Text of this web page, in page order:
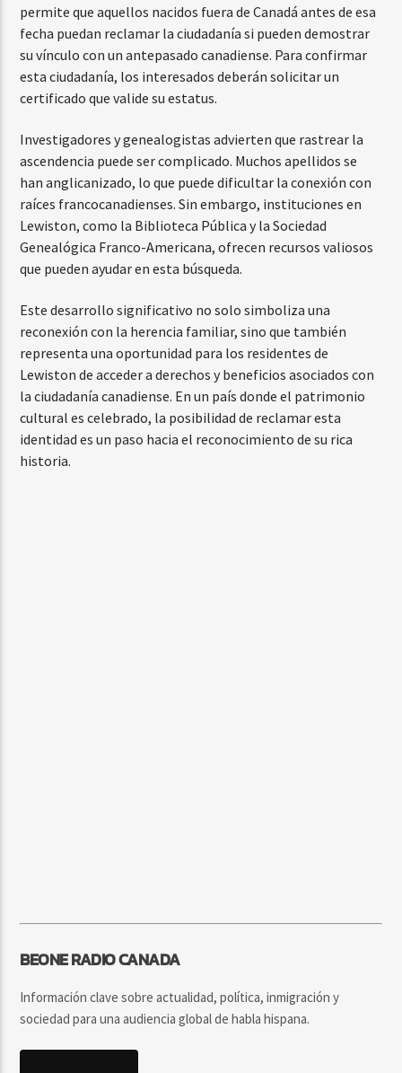
permite que aquellos nacidos fuera de Canadá antes de esa
fecha puedan reclamar la ciudadanía si pueden demostrar
su vínculo con un antepasado canadiense. Para confirmar
esta ciudadanía, los interesados deberán solicitar un
certificado que valide su estatus.
Investigadores y genealogistas advierten que rastrear la
ascendencia puede ser complicado. Muchos apellidos se
han anglicanizado, lo que puede dificultar la conexión con
raíces francocanadienses. Sin embargo, instituciones en
Lewiston, como la Biblioteca Pública y la Sociedad
Genealógica Franco-Americana, ofrecen recursos valiosos
que pueden ayudar en esta búsqueda.
Este desarrollo significativo no solo simboliza una
reconexión con la herencia familiar, sino que también
representa una oportunidad para los residentes de
Lewiston de acceder a derechos y beneficios asociados con
la ciudadanía canadiense. En un país donde el patrimonio
cultural es celebrado, la posibilidad de reclamar esta
identidad es un paso hacia el reconocimiento de su rica
historia.
BEONE RADIO CANADA
Información clave sobre actualidad, política, inmigración y
sociedad para una audiencia global de habla hispana.